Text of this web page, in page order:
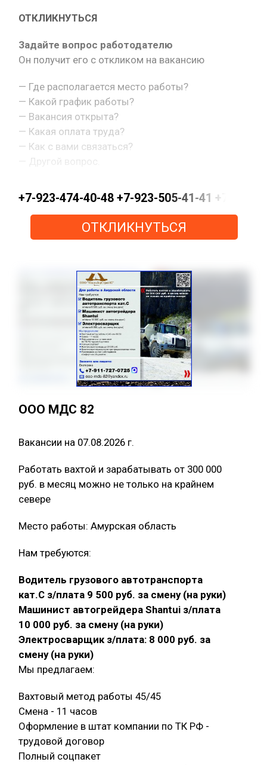
ОТКЛИКНУТЬСЯ
Задайте вопрос работодателю
Он получит его с откликом на вакансию
— Где располагается место работы?
— Какой график работы?
— Вакансия открыта?
— Какая оплата труда?
— Как с вами связаться?
+7-923-474-40-48 +7-923-505-41-41 +7-923-
ОТКЛИКНУТЬСЯ
ООО МДС 82
Вакансии на 07.08.2026 г.
Работать вахтой и зарабатывать от 300 000
руб. в месяц можно не только на крайнем
севере
Место работы: Амурская область
Нам требуются:
Водитель грузового автотранспорта
кат.С з/плата 9 500 руб. за смену (на руки)
Машинист автогрейдера Shantui з/плата
10 000 руб. за смену (на руки)
Электросварщик з/плата: 8 000 руб. за
смену (на руки)
Мы предлагаем:
Вахтовый метод работы 45/45
Смена - 11 часов
Оформление в штат компании по ТК РФ -
трудовой договор
Полный соцпакет